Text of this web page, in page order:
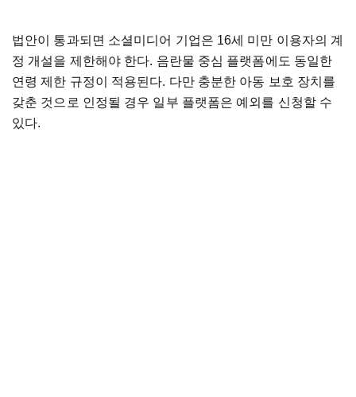
법안이 통과되면 소셜미디어 기업은 16세 미만 이용자의 계
정 개설을 제한해야 한다. 음란물 중심 플랫폼에도 동일한
연령 제한 규정이 적용된다. 다만 충분한 아동 보호 장치를
갖춘 것으로 인정될 경우 일부 플랫폼은 예외를 신청할 수
있다.